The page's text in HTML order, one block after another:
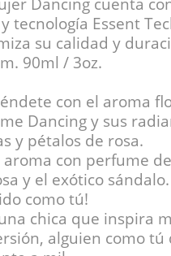
tecnología Essent
su calidad y
90ml / 3oz.
con el aroma
Dancing y sus
y pétalos de rosa.
aroma con perfume
y el exótico
como tú!
chica que inspira
alguien como tú